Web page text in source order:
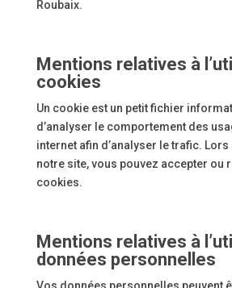
Roubaix.
Mentions relatives à
cookies
Un cookie est un petit fichier
d’analyser le comportement des
internet afin d’analyser le trafic.
notre site, vous pouvez accepter ou
cookies.
Mentions relatives à
données personnelles
Vos données personnelles peuvent